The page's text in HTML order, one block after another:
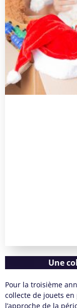
Une
Pour la troisième
collecte de jouets
l’approche de la